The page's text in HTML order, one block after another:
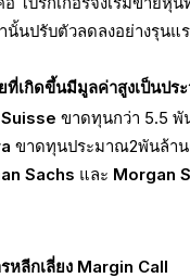
นั้นปรับตัวลดลงอย่างรุน
ที่เกิดขึ้นมีมูลค่าสูงเป็นปร
ขาดทุนกว่า 5.5 พั
ขาดทุนประมาณ2พันล้า
Sachs และ Morgan
หลีกเลี่ยง Margin Call